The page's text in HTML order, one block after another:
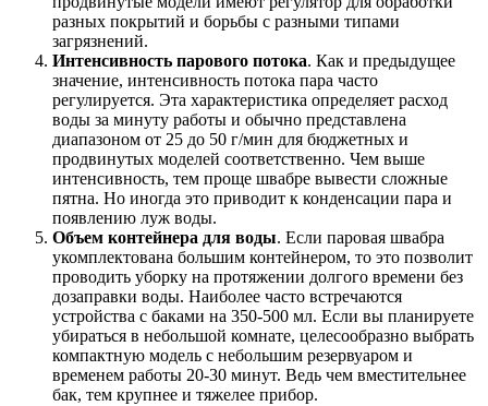
разных покрытий и борьбы с разными типами
загрязнений.
Интенсивность парового потока. Как и предыдущее
значение, интенсивность потока пара часто
регулируется. Эта характеристика определяет расход
воды за минуту работы и обычно представлена
диапазоном от 25 до 50 г/мин для бюджетных и
продвинутых моделей соответственно. Чем выше
интенсивность, тем проще швабре вывести сложные
пятна. Но иногда это приводит к конденсации пара и
появлению луж воды.
Объем контейнера для воды. Если паровая швабра
укомплектована большим контейнером, то это позволит
проводить уборку на протяжении долгого времени без
дозаправки воды. Наиболее часто встречаются
устройства с баками на 350-500 мл. Если вы планируете
убираться в небольшой комнате, целесообразно выбрать
компактную модель с небольшим резервуаром и
временем работы 20-30 минут. Ведь чем вместительнее
бак, тем крупнее и тяжелее прибор.